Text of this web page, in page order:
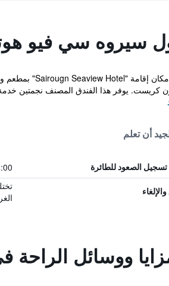
سيروه سي فيو
كريست. يوفر هذا الفندق المصنف نجمتين
أن تعلم
الصعود للطائرة
ووسائل